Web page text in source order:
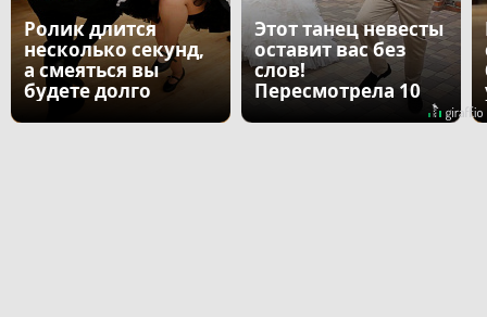
Ролик длится
несколько секунд,
а смеяться вы
будете долго
Этот танец невесты
оставит вас без
слов!
Пересмотрела 10